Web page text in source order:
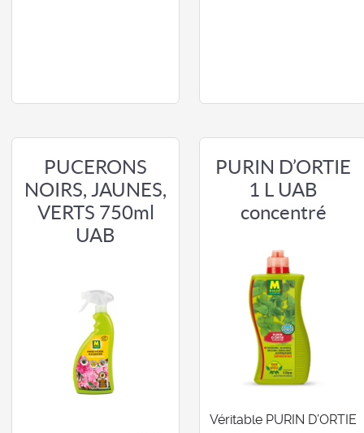
PUCERONS
NOIRS, JAUNES,
VERTS 750ml
UAB
PURIN D’ORTIE
1 L UAB
concentré
Véritable PURIN D’ORTIE